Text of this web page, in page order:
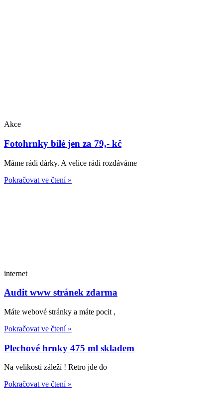
Akce
Fotohrnky bílé jen za 79,- kč
Máme rádi dárky. A velice rádi rozdáváme
Pokračovat ve čtení »
internet
Audit www stránek zdarma
Máte webové stránky a máte pocit ,
Pokračovat ve čtení »
Plechové hrnky 475 ml skladem
Na velikosti záleží ! Retro jde do
Pokračovat ve čtení »